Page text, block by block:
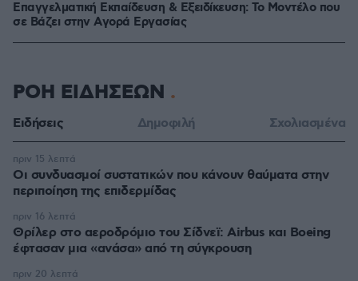
Επαγγελματική Εκπαίδευση & Εξειδίκευση: Το Mοντέλο που
σε Bάζει στην Aγορά Eργασίας
ΡΟΗ ΕΙΔΗΣΕΩΝ
Ειδήσεις Δημοφιλή Σχολιασμένα
Οι συνδυασμοί συστατικών που κάνουν θαύματα στην
περιποίηση της επιδερμίδας
πριν 15 λεπτά
Θρίλερ στο αεροδρόμιο του Σίδνεϊ: Airbus και Boeing
έφτασαν μια «ανάσα» από τη σύγκρουση
πριν 16 λεπτά
πριν 20 λεπτά